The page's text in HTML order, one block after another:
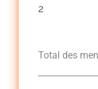
2
Total des